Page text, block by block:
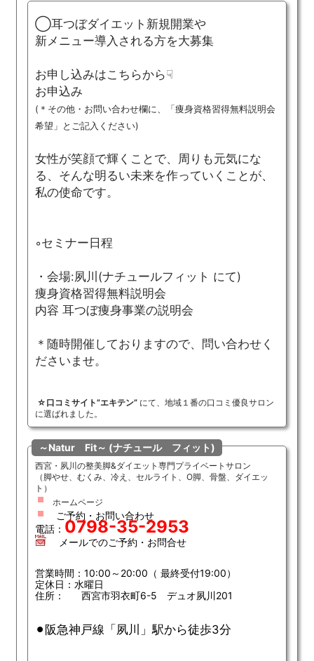
◯耳つぼダイエット新規開業や
新メニュー導入される方を大募集
お申し込みはこちらから☟
お申込み
(＊ その他・お問い合わせ欄に、「痩身資格習得無料説明会
希望」とご記入ください)
女性が笑顔で輝くことで、周りも元気にな
る、そんな明るい未来を作っていくことが、
私の使命です。
◦セミナー日程
・会場:夙川(ナチュールフィット にて)
痩身資格習得無料説明会
内容 耳つぼ痩身事業の説明会
＊随時開催しておりますので、問い合わせく
ださいませ。
☆口コミサイト”エキテン”にて、地域１番の口コミ優良サロン
に選ばれました。
～Natur Fit～ (ナチュール フィット)
西宮・夙川の整美脚&ダイエット専門プライベートサロン
（脚やせ、むくみ、冷え、セルライト、O脚、骨盤、ダイエッ
ト）
ホームページ
ご予約・お問い合わせ
電話： 0798-35-2953
メールでのご予約・お問合せ
営業時間：10:00～20:00（ 最終受付19:00）
定休日：水曜日
住所： 西宮市羽衣町6-5 デュオ夙川201
⚫︎阪急神戸線「夙川」駅から徒歩3分